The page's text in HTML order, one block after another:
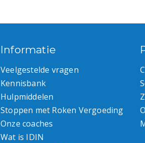
Informatie
Veelgestelde vragen
Kennisbank
Hulpmiddelen
Stoppen met Roken Vergoeding
Onze coaches
Wat is IDIN